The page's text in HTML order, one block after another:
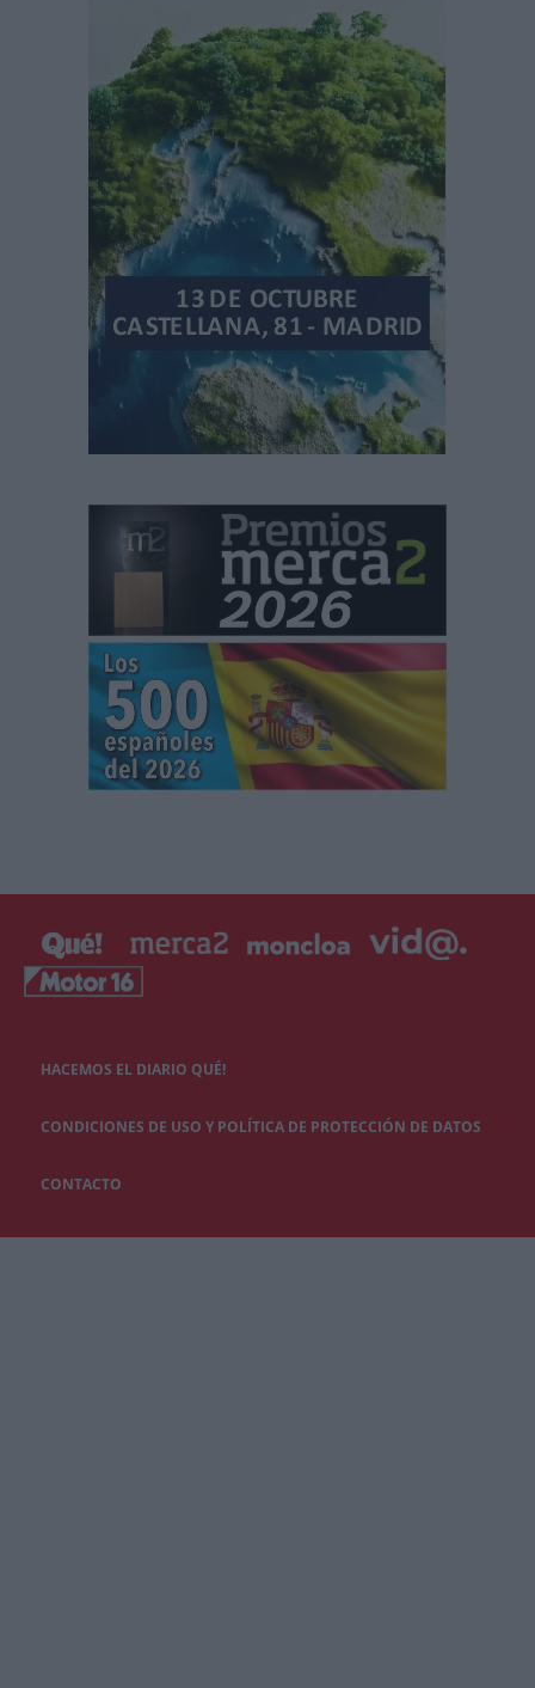
HACEMOS EL DIARIO QUÉ!
CONDICIONES DE USO Y POLÍTICA DE PROTECCIÓN DE DATOS
CONTACTO